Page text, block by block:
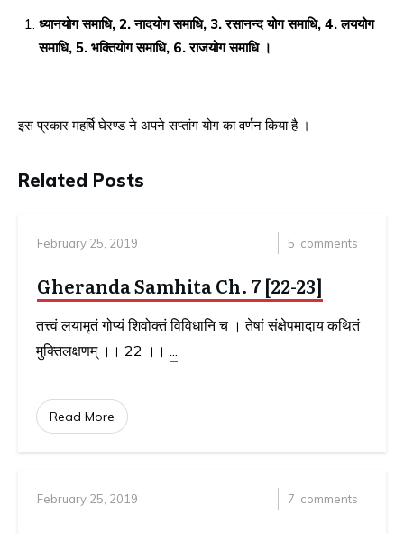
ध्यानयोग समाधि, 2. नादयोग समाधि, 3. रसानन्द योग समाधि, 4. लययोग
समाधि, 5. भक्तियोग समाधि, 6. राजयोग समाधि ।
इस प्रकार महर्षि घेरण्ड ने अपने सप्तांग योग का वर्णन किया है ।
Related Posts
February 25, 2019 5 comments
Gheranda Samhita Ch. 7 [22-23]
तत्त्वं लयामृतं गोप्यं शिवोक्तं विविधानि च । तेषां संक्षेपमादाय कथितं
मुक्तिलक्षणम् ।। 22 ।। ...
Read More
February 25, 2019 7 comments